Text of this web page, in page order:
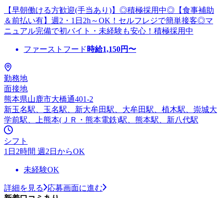
【早朝働ける方歓迎(手当あり)】◎積極採用中◎【食事補助
＆前払い有】週2・1日2h～OK！セルフレジで簡単接客◎マ
ニュアル完備で初バイト・未経験も安心！積極採用中
ファーストフード 時給1,150円〜
勤務地
面接地
熊本県山鹿市大橋通401-2
新玉名駅、玉名駅、新大牟田駅、大牟田駅、植木駅、崇城大
学前駅、上熊本(ＪＲ・熊本電鉄)駅、熊本駅、新八代駅
シフト
1日2時間 週2日からOK
未経験OK
詳細を見る
応募画面に進む